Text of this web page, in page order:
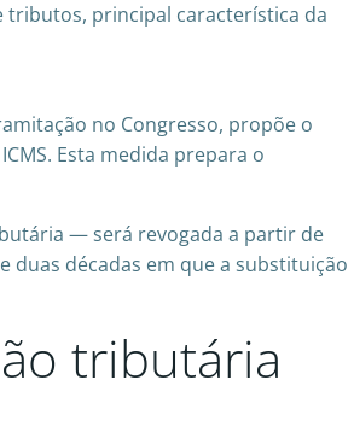
tributos, principal característica da
no Congresso, propõe o
Esta medida prepara o
— será revogada a partir de
duas décadas em que a substituição
tributária